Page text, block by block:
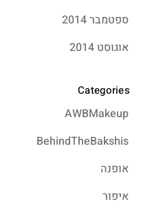
ספטמבר 2014
אוגוסט 2014
Categories
AWBMakeup
BehindTheBakshis
אופנה
איפור